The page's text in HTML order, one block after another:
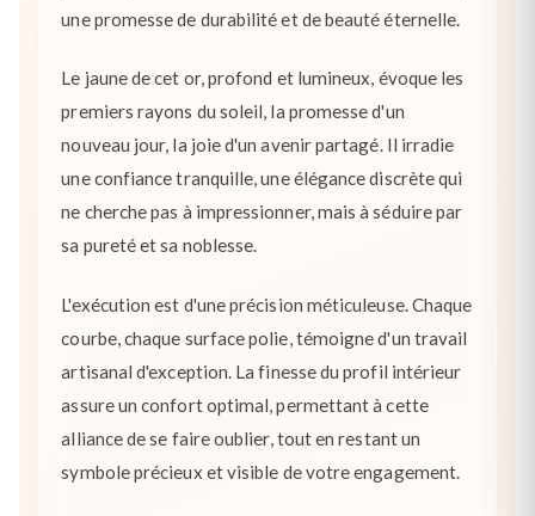
une promesse de durabilité et de beauté éternelle.
Le jaune de cet or, profond et lumineux, évoque les
premiers rayons du soleil, la promesse d'un
nouveau jour, la joie d'un avenir partagé. Il irradie
une confiance tranquille, une élégance discrète qui
ne cherche pas à impressionner, mais à séduire par
sa pureté et sa noblesse.
L'exécution est d'une précision méticuleuse. Chaque
courbe, chaque surface polie, témoigne d'un travail
artisanal d'exception. La finesse du profil intérieur
assure un confort optimal, permettant à cette
alliance de se faire oublier, tout en restant un
symbole précieux et visible de votre engagement.